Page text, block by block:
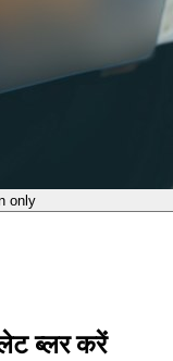
only
ब्लर करें